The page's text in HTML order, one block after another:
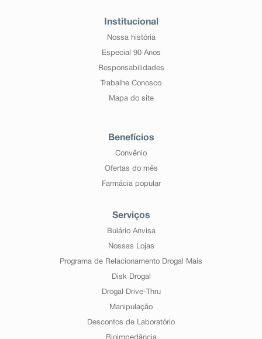
Institucional
Nossa história
Especial 90 Anos
Responsabilidades
Trabalhe Conosco
Mapa do site
Benefícios
Convênio
Ofertas do mês
Farmácia popular
Serviços
Bulário Anvisa
Nossas Lojas
Programa de Relacionamento Drogal Mais
Disk Drogal
Drogal Drive-Thru
Manipulação
Descontos de Laboratório